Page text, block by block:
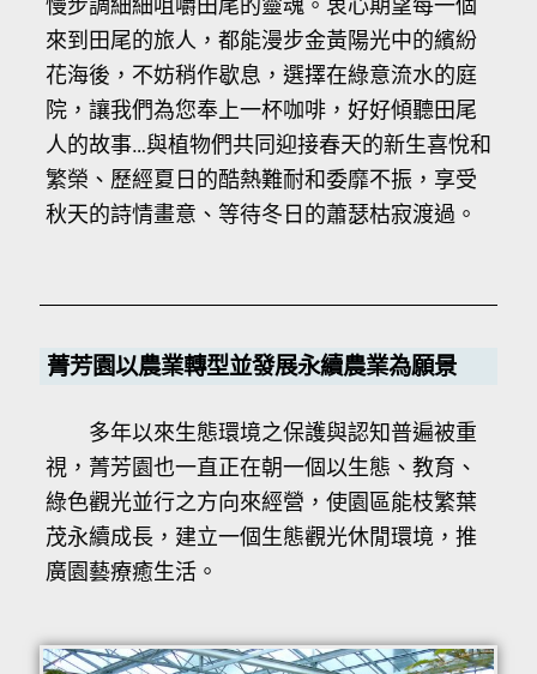
來到田尾的旅人，都能漫步金黃陽光中的繽紛
花海後，不妨稍作歇息，選擇在綠意流水的庭
院，讓我們為您奉上一杯咖啡，好好傾聽田尾
人的故事…與植物們共同迎接春天的新生喜悅和
繁榮、歷經夏日的酷熱難耐和委靡不振，享受
秋天的詩情畫意、等待冬日的蕭瑟枯寂渡過。
菁芳園以農業轉型並發展永續農業為願景
多年以來生態環境之保護與認知普遍被重
視，菁芳園也一直正在朝一個以生態、教育、
綠色觀光並行之方向來經營，使園區能枝繁葉
茂永續成長，建立一個生態觀光休閒環境，推
廣園藝療癒生活。